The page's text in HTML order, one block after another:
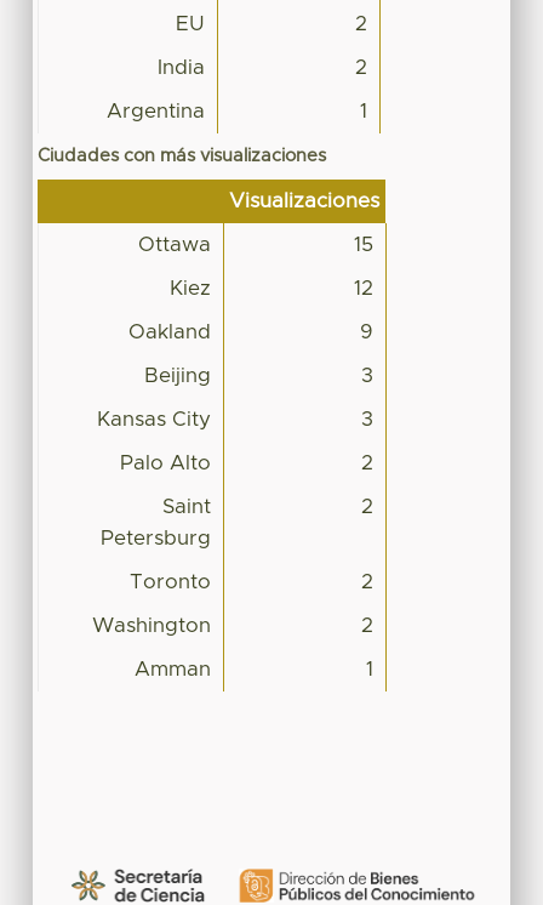
EU 2
India 2
Argentina 1
Ciudades con más visualizaciones
Visualizaciones
Ottawa 15
Kiez 12
Oakland 9
Beijing 3
Kansas City 3
Palo Alto 2
Saint
Petersburg
2
Toronto 2
Washington 2
Amman 1